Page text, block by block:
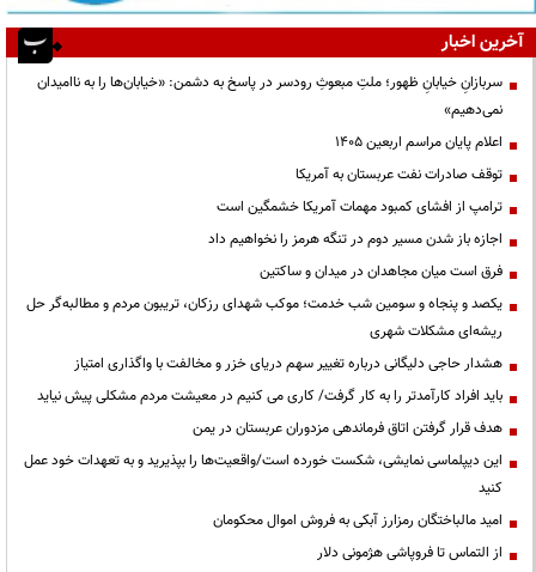
آخرین اخبار
سربازانِ خیابانِ ظهور؛ ملتِ مبعوثِ رودسر در پاسخ به دشمن: «خیابان‌ها را به ناامیدان
نمی‌دهیم»
اعلام پایان مراسم اربعین ۱۴۰۵
توقف صادرات نفت عربستان به آمریکا
ترامپ از افشای کمبود مهمات آمریکا خشمگین است
اجازه باز شدن مسیر دوم در تنگه هرمز را نخواهیم داد
فرق است میان مجاهدان در میدان و ساکتین
یکصد و پنجاه و سومین شب خدمت؛ موکب شهدای رزکان، تریبون مردم و مطالبه‌گر حل
ریشه‌ای مشکلات شهری
هشدار حاجی دلیگانی درباره تغییر سهم دریای خزر و مخالفت با واگذاری امتیاز
باید افراد کارآمدتر را به کار گرفت/ کاری می کنیم در معیشت مردم مشکلی پیش نیاید
هدف قرار گرفتن اتاق‌ فرماندهی مزدوران عربستان در یمن
این دیپلماسی نمایشی، شکست خورده است/واقعیت‌ها را بپذیرید و به تعهدات خود عمل
کنید
امید مالباختگان رمزارز آبکی به فروش اموال محکومان
از التماس تا فروپاشی هژمونی دلار